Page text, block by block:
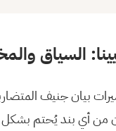
السياق
بيان جنيف
من أي بند يُحتم